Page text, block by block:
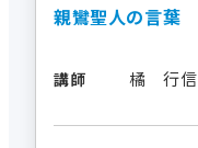
親鸞聖人の言葉
講師 橘 行信